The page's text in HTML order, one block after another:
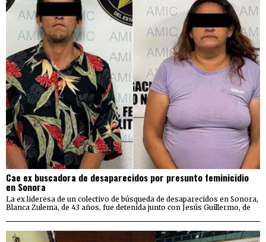
Cae ex buscadora de desaparecidos por presunto feminicidio
en Sonora
La ex lideresa de un colectivo de búsqueda de desaparecidos en Sonora,
Blanca Zulema, de 43 años, fue detenida junto con Jesús Guillermo, de